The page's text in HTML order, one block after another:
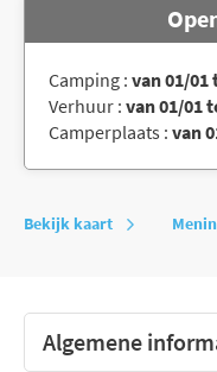
Camping : van 01/01
Verhuur : van 01/01
Camperplaats : van
Bekijk kaart
Algemene